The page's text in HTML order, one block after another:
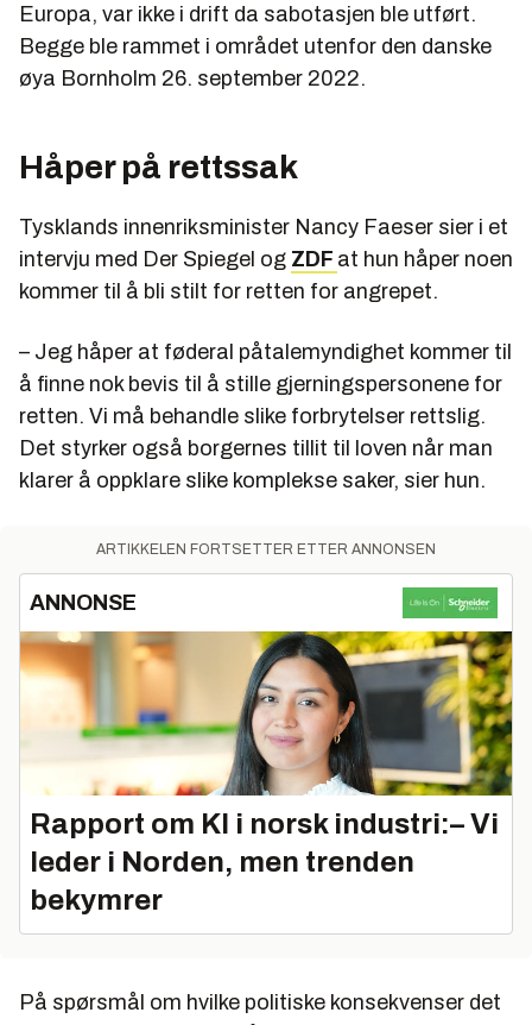
Europa, var ikke i drift da sabotasjen ble utført.
Begge ble rammet i området utenfor den danske
øya Bornholm 26. september 2022.
Håper på rettssak
Tysklands innenriksminister Nancy Faeser sier i et
intervju med Der Spiegel og ZDF at hun håper noen
kommer til å bli stilt for retten for angrepet.
– Jeg håper at føderal påtalemyndighet kommer til
å finne nok bevis til å stille gjerningspersonene for
retten. Vi må behandle slike forbrytelser rettslig.
Det styrker også borgernes tillit til loven når man
klarer å oppklare slike komplekse saker, sier hun.
ARTIKKELEN FORTSETTER ETTER ANNONSEN
ANNONSE
Rapport om KI i norsk industri:– Vi
leder i Norden, men trenden
bekymrer
På spørsmål om hvilke politiske konsekvenser det